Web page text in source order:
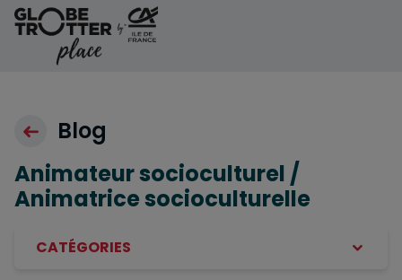
Aller au contenu
Blog
Animateur socioculturel /
Animatrice socioculturelle
CATÉGORIES